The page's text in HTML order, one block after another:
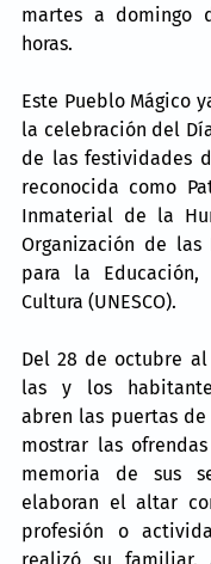
martes a domingo
horas.
Este Pueblo Mágico
la celebración del
de las festividades
reconocida como
Inmaterial de la
Organización de las
para la
Cultura (UNESCO).
Del 28 de octubre
las y los
abren las puertas de
mostrar las
memoria de sus
elaboran el altar
profesión o